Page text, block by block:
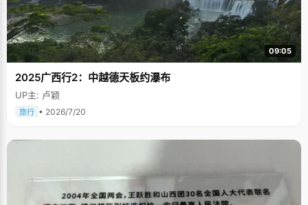
09:05
2025广西行2：中越德天板约瀑布
UP主: 卢颖
旅行 • 2026/7/20